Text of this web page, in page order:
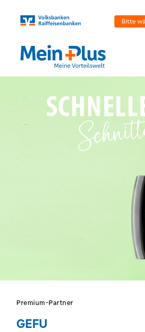
Bitte
Premium-Partner
GEFU